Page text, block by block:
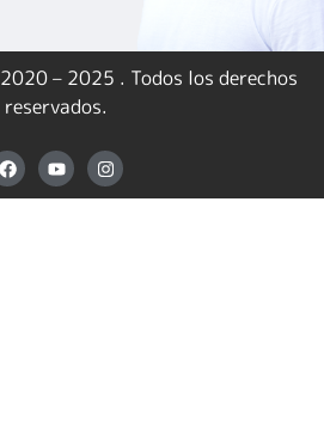
2020 – 2025 . Todos los derechos
reservados.